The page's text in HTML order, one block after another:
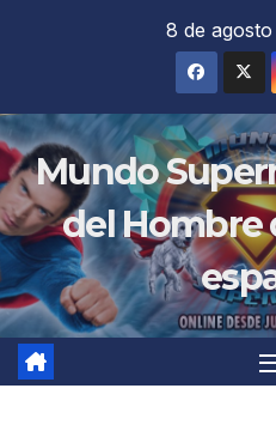
8 de
Mundo
del Hombre